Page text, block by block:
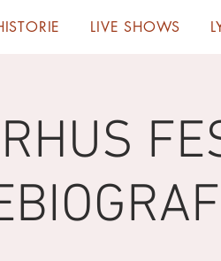
LIVE SHOWS